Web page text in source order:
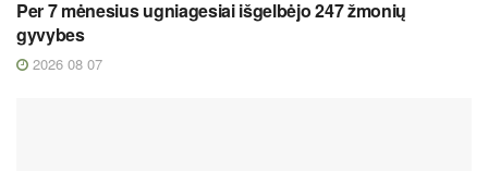
Per 7 mėnesius ugniagesiai išgelbėjo 247 žmonių
gyvybes
2026 08 07